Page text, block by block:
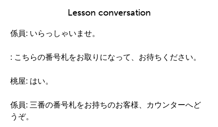
Lesson conversation
係員: いらっしゃいませ。
: こちらの番号札をお取りになって、お待ちください。
桃屋: はい。
係員: 三番の番号札をお持ちのお客様、カウンターへど
うぞ。